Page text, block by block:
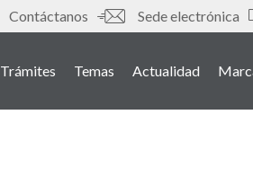
Tools
Contáctanos Sede electrónica
Trámites Temas Actualidad